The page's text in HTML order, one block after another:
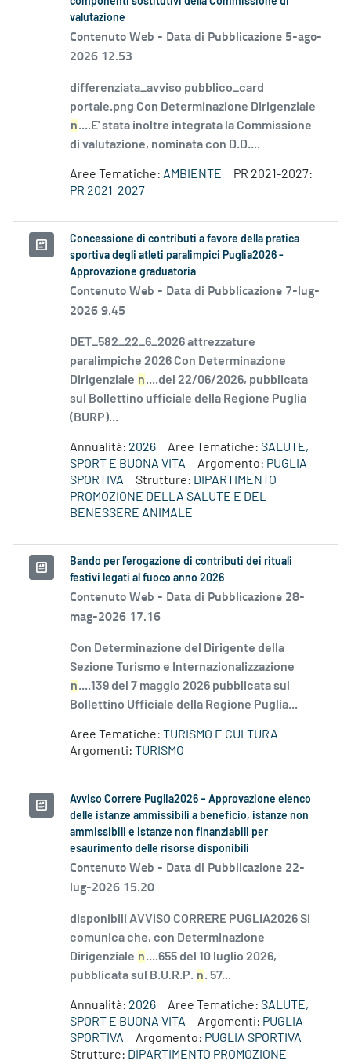
valutazione
Contenuto Web - Data di Pubblicazione 5-ago-
2026 12.53
differenziata_avviso pubblico_card
portale.png Con Determinazione Dirigenziale
n....E' stata inoltre integrata la Commissione
di valutazione, nominata con D.D....
Aree Tematiche: AMBIENTE
PR 2021-2027:
PR 2021-2027
Concessione di contributi a favore della pratica
sportiva degli atleti paralimpici Puglia2026 -
Approvazione graduatoria
Contenuto Web - Data di Pubblicazione 7-lug-
2026 9.45
DET_582_22_6_2026 attrezzature
paralimpiche 2026 Con Determinazione
Dirigenziale n....del 22/06/2026, pubblicata
sul Bollettino ufficiale della Regione Puglia
(BURP)...
Annualità: 2026 Aree Tematiche: SALUTE,
SPORT E BUONA VITA
Argomento: PUGLIA
SPORTIVA
Strutture: DIPARTIMENTO
PROMOZIONE DELLA SALUTE E DEL
BENESSERE ANIMALE
Bando per l’erogazione di contributi dei rituali
festivi legati al fuoco anno 2026
Contenuto Web - Data di Pubblicazione 28-
mag-2026 17.16
Con Determinazione del Dirigente della
Sezione Turismo e Internazionalizzazione
n....139 del 7 maggio 2026 pubblicata sul
Bollettino Ufficiale della Regione Puglia...
Aree Tematiche: TURISMO E CULTURA
Argomenti: TURISMO
Avviso Correre Puglia2026 – Approvazione elenco
delle istanze ammissibili a beneficio, istanze non
ammissibili e istanze non finanziabili per
esaurimento delle risorse disponibili
Contenuto Web - Data di Pubblicazione 22-
lug-2026 15.20
disponibili AVVISO CORRERE PUGLIA2026 Si
comunica che, con Determinazione
Dirigenziale n....655 del 10 luglio 2026,
pubblicata sul B.U.R.P. n. 57...
Annualità: 2026 Aree Tematiche: SALUTE,
SPORT E BUONA VITA
Argomenti: PUGLIA
SPORTIVA
Argomento: PUGLIA SPORTIVA
Strutture: DIPARTIMENTO PROMOZIONE